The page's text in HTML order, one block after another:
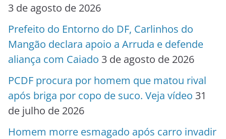
3 de agosto de 2026
Prefeito do Entorno do DF, Carlinhos do
Mangão declara apoio a Arruda e defende
aliança com Caiado 3 de agosto de 2026
PCDF procura por homem que matou rival
após briga por copo de suco. Veja vídeo 31
de julho de 2026
Homem morre esmagado após carro invadir